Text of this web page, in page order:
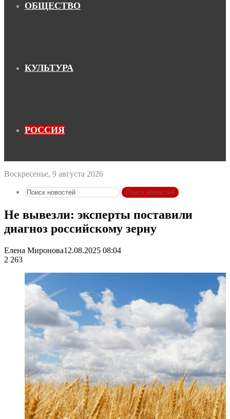
ОБЩЕСТВО
КУЛЬТУРА
РОССИЯ
Воскресенье, 9 августа 2026
Поиск новостей
Не вывезли: эксперты поставили
диагноз российскому зерну
Елена Миронова12.08.2025 08:04
2 263